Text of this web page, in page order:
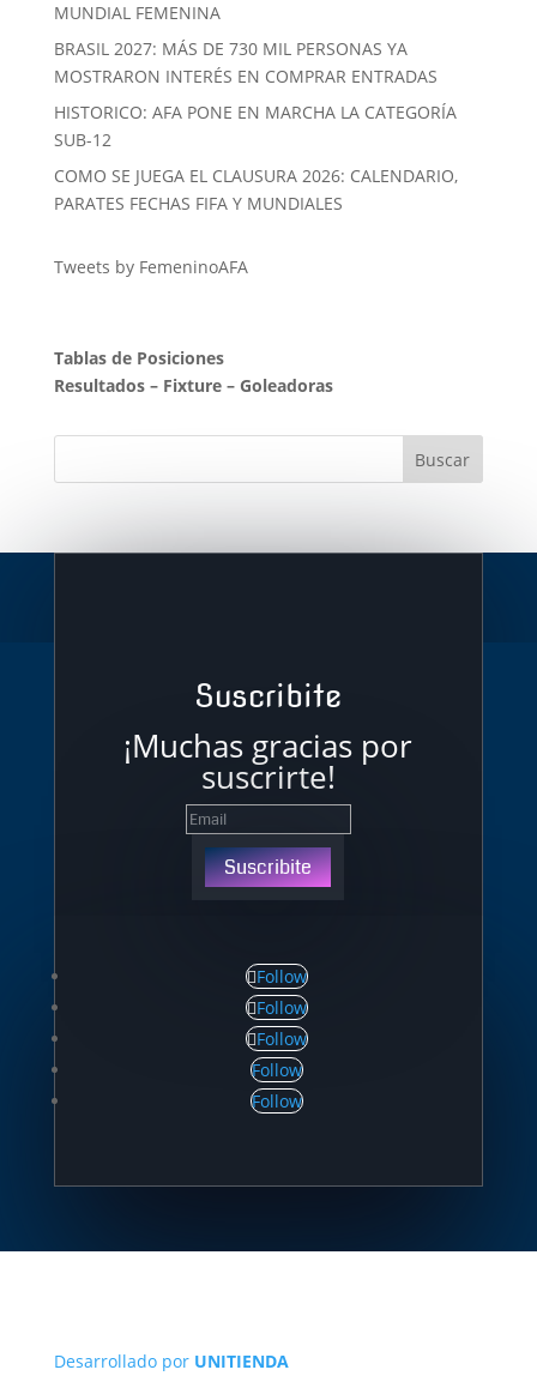
MUNDIAL FEMENINA
BRASIL 2027: MÁS DE 730 MIL PERSONAS YA
MOSTRARON INTERÉS EN COMPRAR ENTRADAS
HISTORICO: AFA PONE EN MARCHA LA CATEGORÍA
SUB-12
COMO SE JUEGA EL CLAUSURA 2026: CALENDARIO,
PARATES FECHAS FIFA Y MUNDIALES
Tweets by FemeninoAFA
Tablas de Posiciones
Resultados– Fixture– Goleadoras
Suscribite
¡Muchas gracias por
suscrirte!
Suscribite
Follow
Follow
Follow
Follow
Follow
Desarrollado por UNITIENDA